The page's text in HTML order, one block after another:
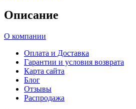
Описание
О компании
Оплата и Доставка
Гарантии и условия возврата
Карта сайта
Блог
Отзывы
Распродажа